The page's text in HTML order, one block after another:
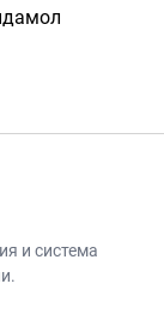
и система